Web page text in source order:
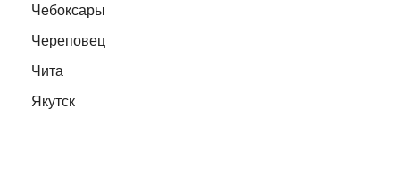
Чебоксары
Череповец
Чита
Якутск